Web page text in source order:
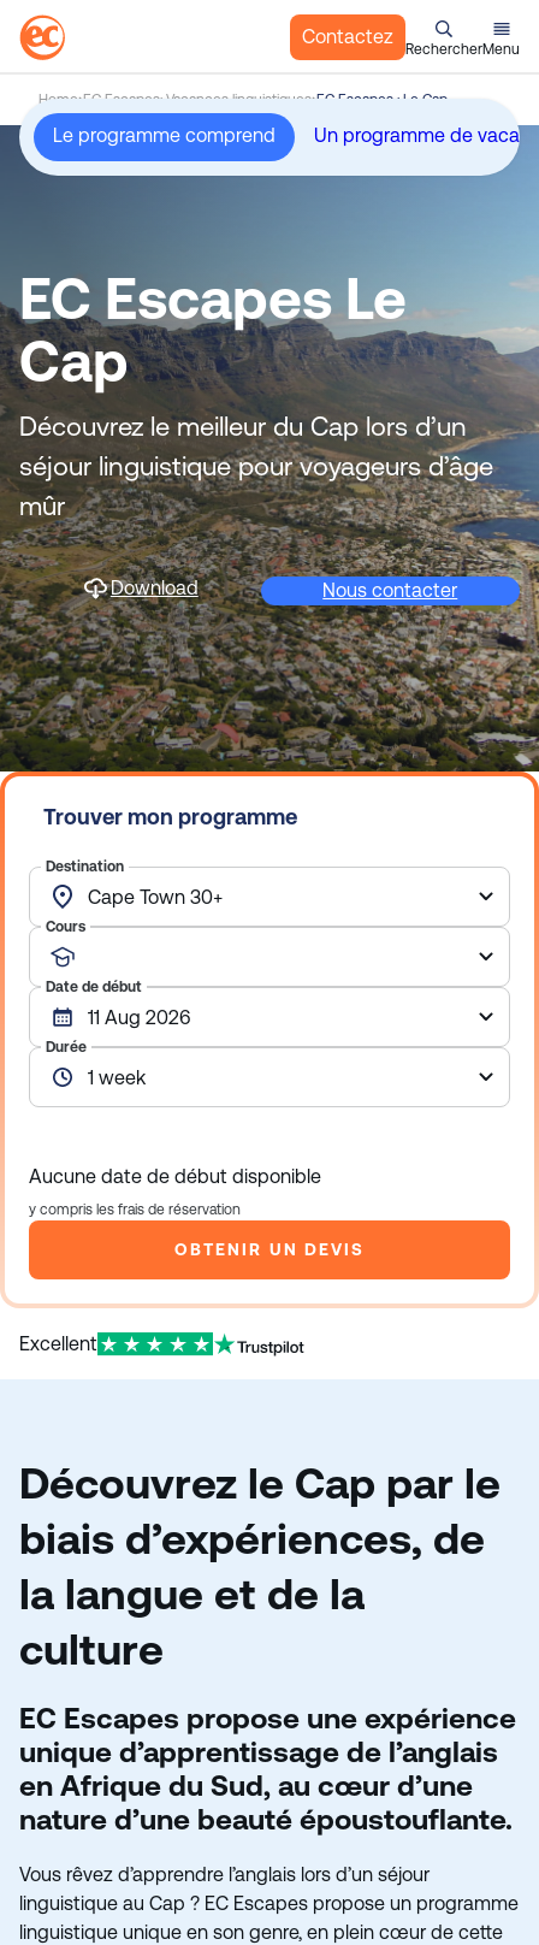
o
n
t
e
Contactez
RechercherMenu
Home EC Escapes: Vacances linguistiques EC Escapes : Le Cap
EC Escapes Le
Cap
Découvrez le meilleur du Cap lors d’un
séjour linguistique pour voyageurs d’âge
mûr
Download Nous contacter
Trouver mon programme
Destination
Cours
Date de début
Durée
Aucune date de début disponible
y compris les frais de réservation
OBTENIR UN DEVIS
Excellent
Découvrez le Cap par le
biais d’expériences, de
la langue et de la
culture
EC Escapes propose une expérience
unique d’apprentissage de l’anglais
en Afrique du Sud, au cœur d’une
nature d’une beauté époustouflante.
Vous rêvez d’apprendre l’anglais lors d’un séjour
linguistique au Cap ? EC Escapes propose un programme
linguistique unique en son genre, en plein cœur de cette
Le programme comprend